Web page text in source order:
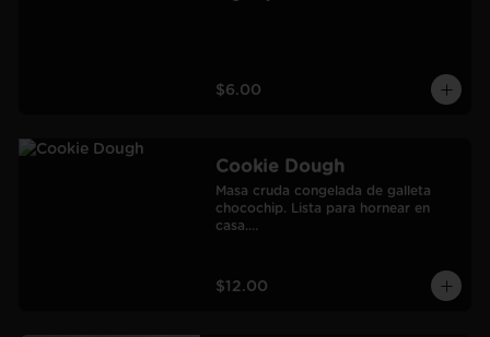
$6.00
Cookie Dough
Masa cruda congelada de galleta
chocochip. Lista para hornear en
casa.
60 galletas pequeñas.
$12.00